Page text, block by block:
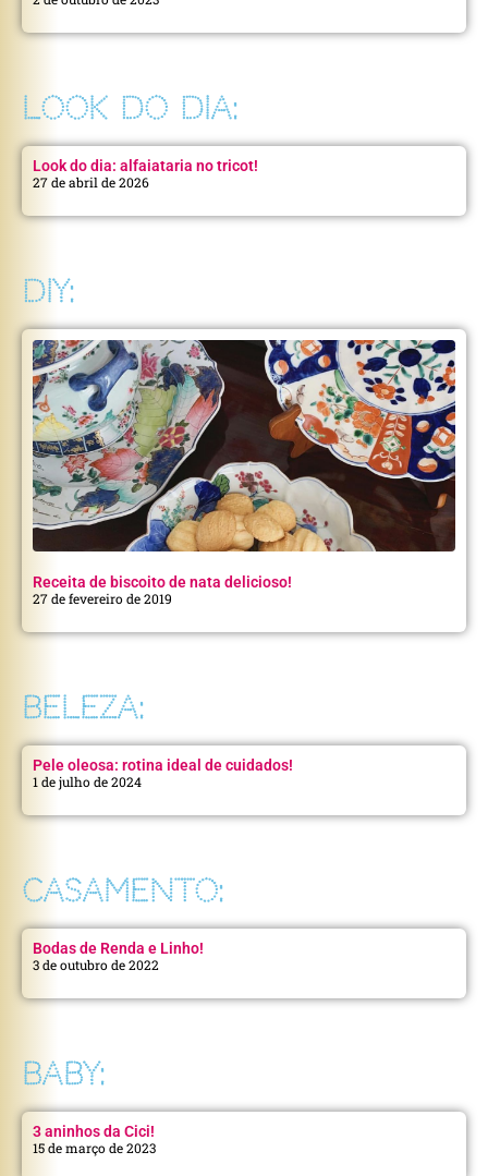
LOOK DO DIA:
Look do dia: alfaiataria no tricot!
27 de abril de 2026
DIY:
Receita de biscoito de nata delicioso!
27 de fevereiro de 2019
BELEZA:
Pele oleosa: rotina ideal de cuidados!
1 de julho de 2024
CASAMENTO:
Bodas de Renda e Linho!
3 de outubro de 2022
BABY:
3 aninhos da Cici!
15 de março de 2023